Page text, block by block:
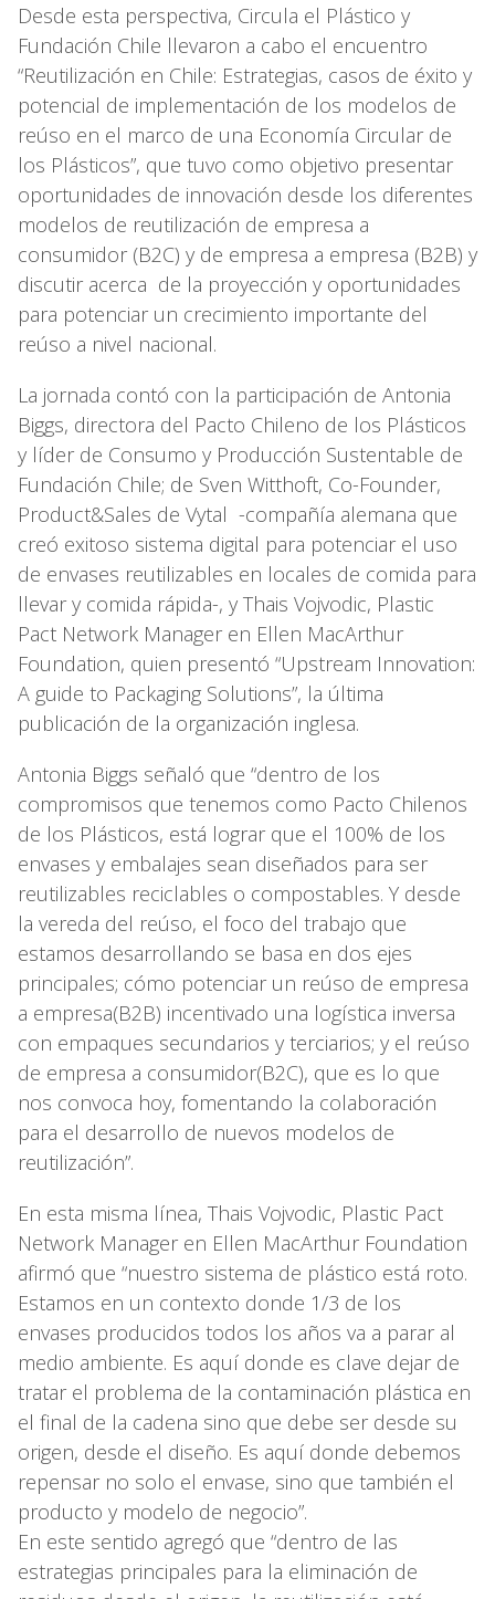
Desde esta perspectiva, Circula el Plástico y
Fundación Chile llevaron a cabo el encuentro
“Reutilización en Chile: Estrategias, casos de éxito y
potencial de implementación de los modelos de
reúso en el marco de una Economía Circular de
los Plásticos”, que tuvo como objetivo presentar
oportunidades de innovación desde los diferentes
modelos de reutilización de empresa a
consumidor (B2C) y de empresa a empresa (B2B) y
discutir acerca de la proyección y oportunidades
para potenciar un crecimiento importante del
reúso a nivel nacional.
La jornada contó con la participación de Antonia
Biggs, directora del Pacto Chileno de los Plásticos
y líder de Consumo y Producción Sustentable de
Fundación Chile; de Sven Witthoft, Co-Founder,
Product&Sales de Vytal -compañía alemana que
creó exitoso sistema digital para potenciar el uso
de envases reutilizables en locales de comida para
llevar y comida rápida-, y Thais Vojvodic, Plastic
Pact Network Manager en Ellen MacArthur
Foundation, quien presentó “Upstream Innovation:
A guide to Packaging Solutions”, la última
publicación de la organización inglesa.
Antonia Biggs señaló que “dentro de los
compromisos que tenemos como Pacto Chilenos
de los Plásticos, está lograr que el 100% de los
envases y embalajes sean diseñados para ser
reutilizables reciclables o compostables. Y desde
la vereda del reúso, el foco del trabajo que
estamos desarrollando se basa en dos ejes
principales; cómo potenciar un reúso de empresa
a empresa(B2B) incentivado una logística inversa
con empaques secundarios y terciarios; y el reúso
de empresa a consumidor(B2C), que es lo que
nos convoca hoy, fomentando la colaboración
para el desarrollo de nuevos modelos de
reutilización”.
En esta misma línea, Thais Vojvodic, Plastic Pact
Network Manager en Ellen MacArthur Foundation
afirmó que “nuestro sistema de plástico está roto.
Estamos en un contexto donde 1/3 de los
envases producidos todos los años va a parar al
medio ambiente. Es aquí donde es clave dejar de
tratar el problema de la contaminación plástica en
el final de la cadena sino que debe ser desde su
origen, desde el diseño. Es aquí donde debemos
repensar no solo el envase, sino que también el
producto y modelo de negocio”.
En este sentido agregó que “dentro de las
estrategias principales para la eliminación de